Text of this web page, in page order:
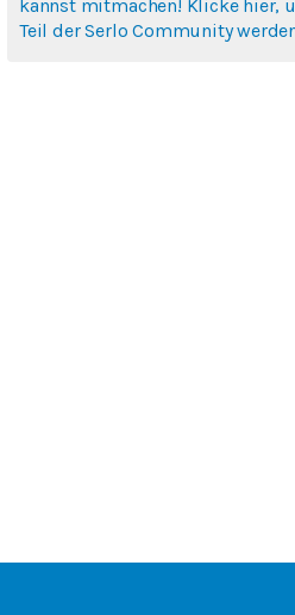
kannst mitmachen! Klicke hier,
Teil der Serlo Community